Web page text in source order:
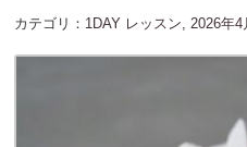
カテゴリ： 1DAY レッスン,2026年4